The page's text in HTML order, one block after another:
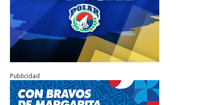
Publicidad